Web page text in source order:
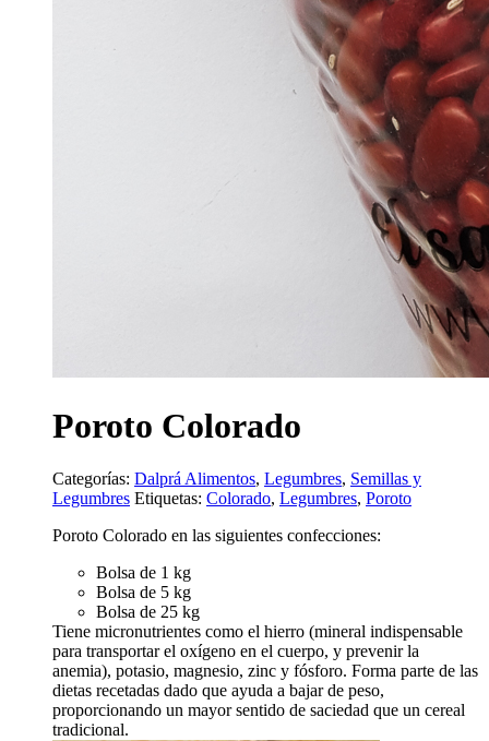
Poroto Colorado
Categorías: Dalprá Alimentos, Legumbres, Semillas y
Legumbres Etiquetas: Colorado, Legumbres, Poroto
Poroto Colorado en las siguientes confecciones:
Bolsa de 1 kg
Bolsa de 5 kg
Bolsa de 25 kg
Tiene micronutrientes como el hierro (mineral indispensable
para transportar el oxígeno en el cuerpo, y prevenir la
anemia), potasio, magnesio, zinc y fósforo. Forma parte de las
dietas recetadas dado que ayuda a bajar de peso,
proporcionando un mayor sentido de saciedad que un cereal
tradicional.